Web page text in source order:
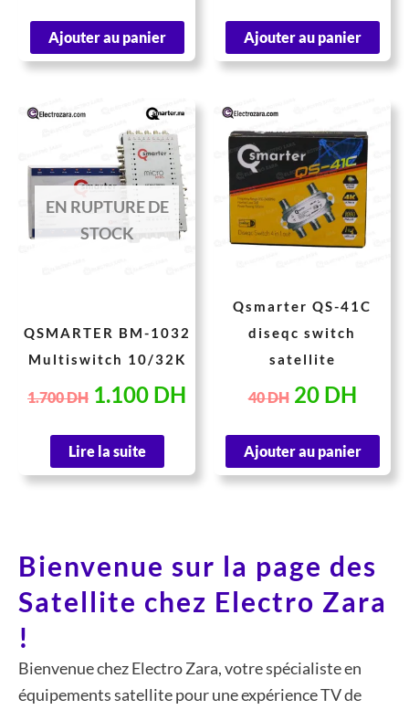
Ajouter au panier Ajouter au panier
EN RUPTURE DE
STOCK
QSMARTER BM-1032
Multiswitch 10/32K
1.700DH
prix
initial
était :
1.700 DH.
1.100 DH
Le
actuel
est :
1.100 DH.
Lire la suite
Qsmarter QS-41C
diseqc switch
satellite
40DH
prix
initial
était :
40 DH.
20 DH
prix
est :
20
Ajouter au panier
Bienvenue sur la page des
Satellite chez Electro Zara
!
Bienvenue chez Electro Zara, votre spécialiste en
équipements satellite pour une expérience TV de